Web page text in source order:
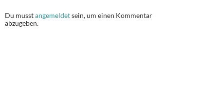
Du musstangemeldetsein, um einen Kommentar
abzugeben.